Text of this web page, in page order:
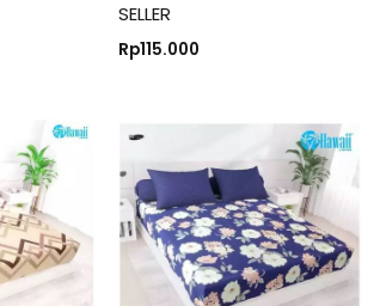
SELLER
Rp115.000